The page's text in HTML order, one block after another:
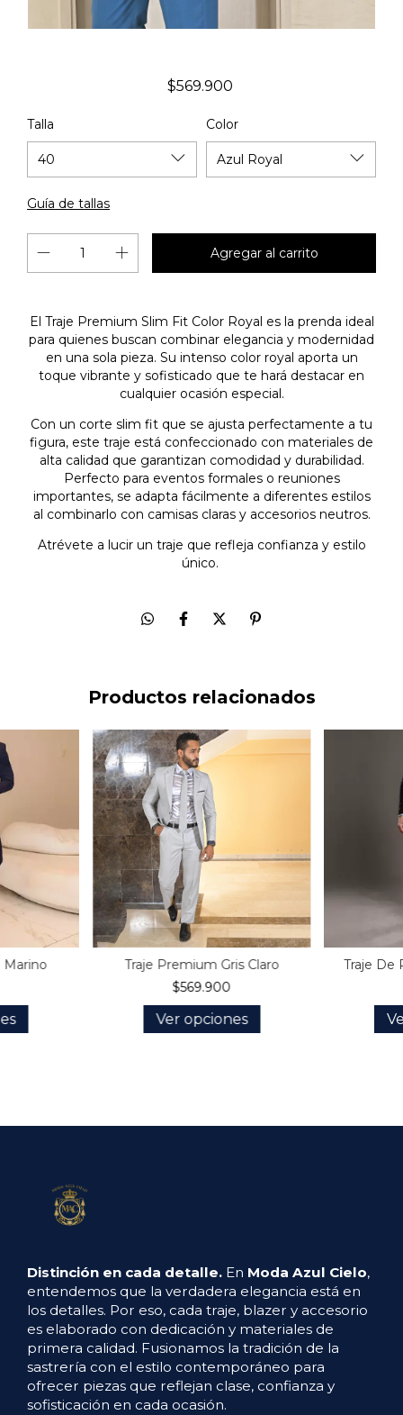
$569.900
Talla Color
Guía de tallas
El Traje Premium Slim Fit Color Royal es la prenda ideal
para quienes buscan combinar elegancia y modernidad
en una sola pieza. Su intenso color royal aporta un
toque vibrante y sofisticado que te hará destacar en
cualquier ocasión especial.
Con un corte slim fit que se ajusta perfectamente a tu
figura, este traje está confeccionado con materiales de
alta calidad que garantizan comodidad y durabilidad.
Perfecto para eventos formales o reuniones
importantes, se adapta fácilmente a diferentes estilos
al combinarlo con camisas claras y accesorios neutros.
Atrévete a lucir un traje que refleja confianza y estilo
único.
Productos relacionados
Marino
Traje Premium Gris Claro
$569.900
Ver opciones
Traje De
Distinción en cada detalle. En Moda Azul Cielo,
entendemos que la verdadera elegancia está en
los detalles. Por eso, cada traje, blazer y accesorio
es elaborado con dedicación y materiales de
primera calidad. Fusionamos la tradición de la
sastrería con el estilo contemporáneo para
ofrecer piezas que reflejan clase, confianza y
sofisticación en cada ocasión.